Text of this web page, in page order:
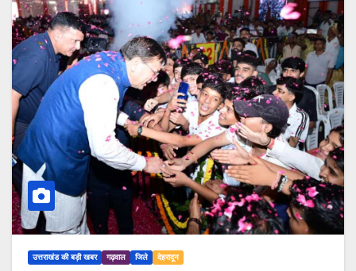
उत्तराखंड की बड़ी खबर गढ़वाल जिले देहरादून